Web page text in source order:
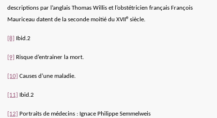
descriptions par l’anglais Thomas Willis et l’obstétricien français François
Mauriceau datent de la seconde moitié du XVII e siècle.
[8] Ibid.2
[9] Risque d’entrainer la mort.
[10] Causes d’une maladie.
[11] Ibid.2
[12]
Portraits de médecins : Ignace Philippe Semmelweis